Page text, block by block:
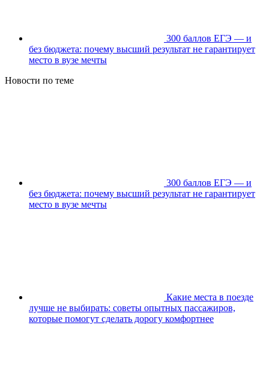
300 баллов ЕГЭ — и
без бюджета: почему высший результат не гарантирует
место в вузе мечты
Новости по теме
300 баллов ЕГЭ — и
без бюджета: почему высший результат не гарантирует
место в вузе мечты
Какие места в поезде
лучше не выбирать: советы опытных пассажиров,
которые помогут сделать дорогу комфортнее